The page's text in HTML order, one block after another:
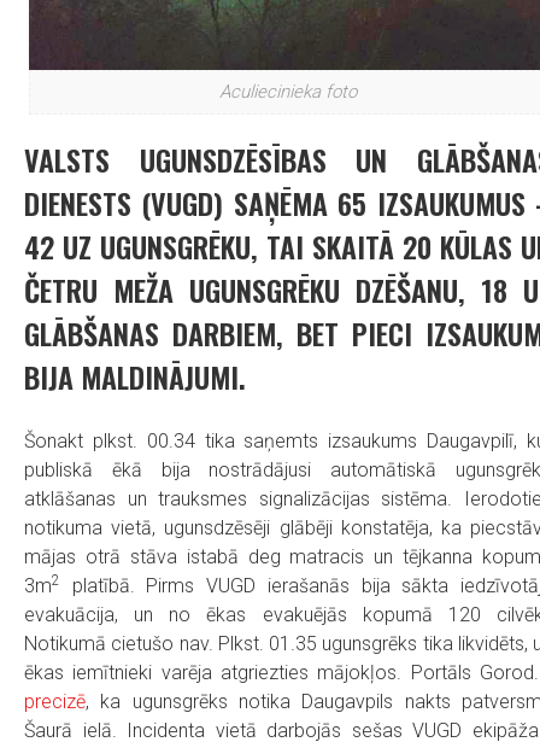
Aculiecinieka foto
VALSTS UGUNSDZĒSĪBAS UN
DIENESTS (VUGD) SAŅĒMA 65
42 UZ UGUNSGRĒKU, TAI SKAITĀ 20 KŪLAS
ČETRU MEŽA UGUNSGRĒKU DZĒŠANU, 18
GLĀBŠANAS DARBIEM, BET PIECI
BIJA MALDINĀJUMI.
Šonakt plkst. 00.34 tika saņemts izsaukums Daugavpilī,
publiskā ēkā bija nostrādājusi automātiskā
atklāšanas un trauksmes signalizācijas sistēma.
notikuma vietā, ugunsdzēsēji glābēji konstatēja, ka
mājas otrā stāva istabā deg matracis un tējkanna
3m2
platībā. Pirms VUGD ierašanās bija sākta
evakuācija, un no ēkas evakuējās kopumā 120
Notikumā cietušo nav. Plkst. 01.35 ugunsgrēks tika likvidēts,
ēkas iemītnieki varēja atgriezties mājokļos. Portāls
precizē, ka ugunsgrēks notika Daugavpils nakts
Šaurā ielā. Incidenta vietā darbojās sešas VUGD